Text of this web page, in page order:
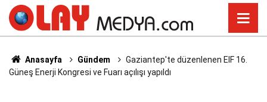
Anasayfa Gündem
Gaziantep'te düzenlenen EIF 16.
Güneş Enerji Kongresi ve Fuarı açılışı yapıldı